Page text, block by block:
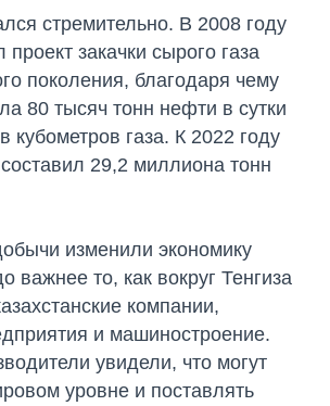
стремительно. В 2008 году
закачки сырого газа
поколения, благодаря чему
80 тысяч тонн нефти в сутки
кубометров газа. К 2022 году
29,2 миллиона тонн
изменили экономику
важнее то, как вокруг Тенгиза
компании,
и машиностроение.
увидели, что могут
уровне и поставлять